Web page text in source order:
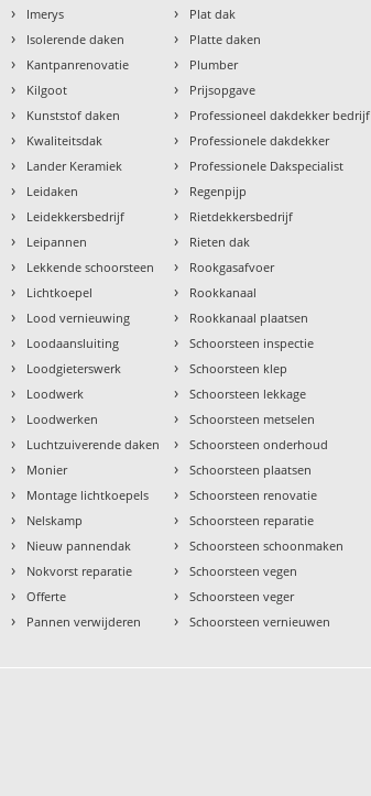
› Imerys
› Isolerende daken
› Kantpanrenovatie
› Kilgoot
› Kunststof daken
› Kwaliteitsdak
› Lander Keramiek
› Leidaken
› Leidekkersbedrijf
› Leipannen
› Lekkende schoorsteen
› Lichtkoepel
› Lood vernieuwing
› Loodaansluiting
› Loodgieterswerk
› Loodwerk
› Loodwerken
› Luchtzuiverende daken
› Monier
› Montage lichtkoepels
› Nelskamp
› Nieuw pannendak
› Nokvorst reparatie
› Offerte
› Pannen verwijderen
› Plat dak
› Platte daken
› Plumber
› Prijsopgave
› Professioneel dakdekker bedrijf
› Professionele dakdekker
› Professionele Dakspecialist
› Regenpijp
› Rietdekkersbedrijf
› Rieten dak
› Rookgasafvoer
› Rookkanaal
› Rookkanaal plaatsen
› Schoorsteen inspectie
› Schoorsteen klep
› Schoorsteen lekkage
› Schoorsteen metselen
› Schoorsteen onderhoud
› Schoorsteen plaatsen
› Schoorsteen renovatie
› Schoorsteen reparatie
› Schoorsteen schoonmaken
› Schoorsteen vegen
› Schoorsteen veger
› Schoorsteen vernieuwen